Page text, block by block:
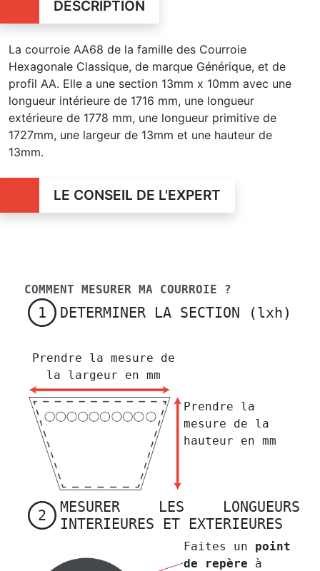
DESCRIPTION
La courroie AA68 de la famille des Courroie
Hexagonale Classique, de marque Générique, et de
profil AA. Elle a une section 13mm x 10mm avec une
longueur intérieure de 1716 mm, une longueur
extérieure de 1778 mm, une longueur primitive de
1727mm, une largeur de 13mm et une hauteur de
13mm.
LE CONSEIL DE L'EXPERT
COMMENT MESURER MA COURROIE ?
1 DETERMINER LA SECTION (lxh)
Prendre la mesure de
la largeur en mm
Prendre la
mesure de la
hauteur en mm
2
MESURER LES LONGUEURS
INTERIEURES ET EXTERIEURES
Faites un point
de repère à